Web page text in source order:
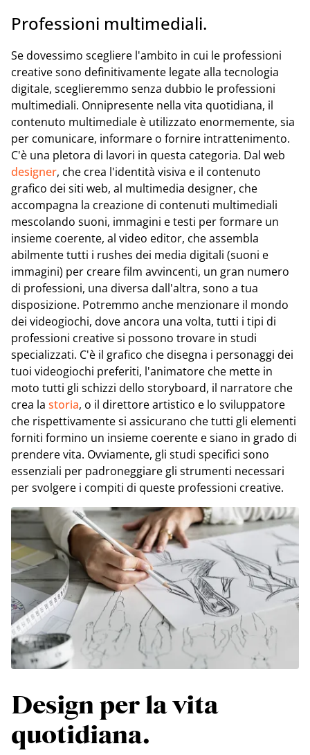
Professioni multimediali.
Se dovessimo scegliere l'ambito in cui le professioni
creative sono definitivamente legate alla tecnologia
digitale, sceglieremmo senza dubbio le professioni
multimediali. Onnipresente nella vita quotidiana, il
contenuto multimediale è utilizzato enormemente, sia
per comunicare, informare o fornire intrattenimento.
C'è una pletora di lavori in questa categoria. Dal web
designer, che crea l'identità visiva e il contenuto
grafico dei siti web, al multimedia designer, che
accompagna la creazione di contenuti multimediali
mescolando suoni, immagini e testi per formare un
insieme coerente, al video editor, che assembla
abilmente tutti i rushes dei media digitali (suoni e
immagini) per creare film avvincenti, un gran numero
di professioni, una diversa dall'altra, sono a tua
disposizione. Potremmo anche menzionare il mondo
dei videogiochi, dove ancora una volta, tutti i tipi di
professioni creative si possono trovare in studi
specializzati. C'è il grafico che disegna i personaggi dei
tuoi videogiochi preferiti, l'animatore che mette in
moto tutti gli schizzi dello storyboard, il narratore che
crea la storia, o il direttore artistico e lo sviluppatore
che rispettivamente si assicurano che tutti gli elementi
forniti formino un insieme coerente e siano in grado di
prendere vita. Ovviamente, gli studi specifici sono
essenziali per padroneggiare gli strumenti necessari
per svolgere i compiti di queste professioni creative.
Design per la vita
quotidiana.